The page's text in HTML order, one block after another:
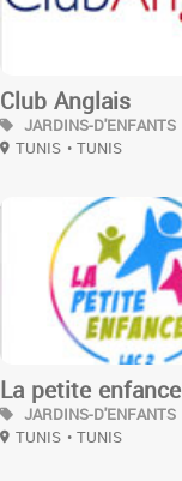
Club Anglais
JARDINS-D'ENFANTS
TUNIS • TUNIS
La petite enfance
JARDINS-D'ENFANTS
TUNIS • TUNIS